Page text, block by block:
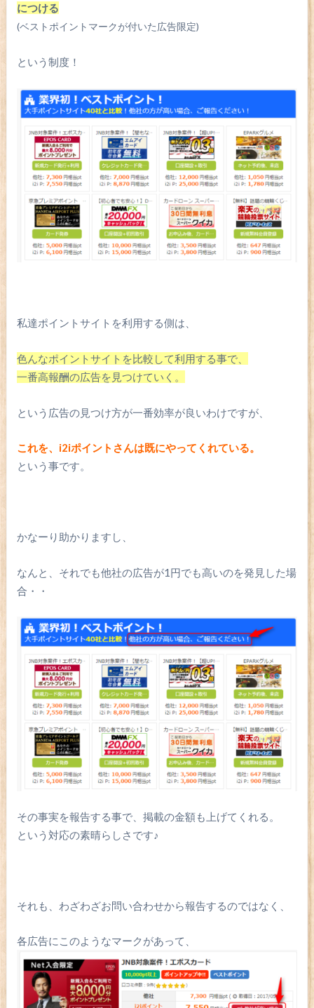
につける
(ベストポイントマークが付いた広告限定)
という制度！
私達ポイントサイトを利用する側は、
色んなポイントサイトを比較して利用する事で、
一番高報酬の広告を見つけていく。
という広告の見つけ方が一番効率が良いわけですが、
これを、i2iポイントさんは既にやってくれている。
という事です。
かなーり助かりますし、
なんと、それでも他社の広告が1円でも高いのを発見した場
合・・
その事実を報告する事で、掲載の金額も上げてくれる。
という対応の素晴らしさです♪
それも、わざわざお問い合わせから報告するのではなく、
各広告にこのようなマークがあって、